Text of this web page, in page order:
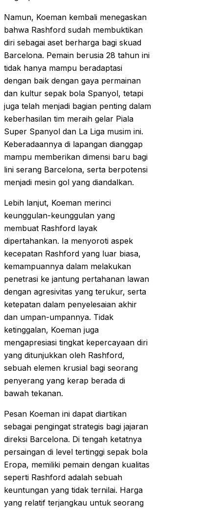
Namun, Koeman kembali menegaskan
bahwa Rashford sudah membuktikan
diri sebagai aset berharga bagi skuad
Barcelona. Pemain berusia 28 tahun ini
tidak hanya mampu beradaptasi
dengan baik dengan gaya permainan
dan kultur sepak bola Spanyol, tetapi
juga telah menjadi bagian penting dalam
keberhasilan tim meraih gelar Piala
Super Spanyol dan La Liga musim ini.
Keberadaannya di lapangan dianggap
mampu memberikan dimensi baru bagi
lini serang Barcelona, serta berpotensi
menjadi mesin gol yang diandalkan.
Lebih lanjut, Koeman merinci
keunggulan-keunggulan yang
membuat Rashford layak
dipertahankan. Ia menyoroti aspek
kecepatan Rashford yang luar biasa,
kemampuannya dalam melakukan
penetrasi ke jantung pertahanan lawan
dengan agresivitas yang terukur, serta
ketepatan dalam penyelesaian akhir
dan umpan-umpannya. Tidak
ketinggalan, Koeman juga
mengapresiasi tingkat kepercayaan diri
yang ditunjukkan oleh Rashford,
sebuah elemen krusial bagi seorang
penyerang yang kerap berada di
bawah tekanan.
Pesan Koeman ini dapat diartikan
sebagai pengingat strategis bagi jajaran
direksi Barcelona. Di tengah ketatnya
persaingan di level tertinggi sepak bola
Eropa, memiliki pemain dengan kualitas
seperti Rashford adalah sebuah
keuntungan yang tidak ternilai. Harga
yang relatif terjangkau untuk seorang